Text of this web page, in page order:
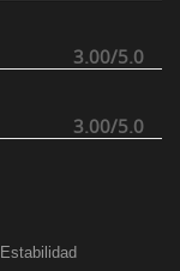
3.00/5.0
3.00/5.0
Estabilidad